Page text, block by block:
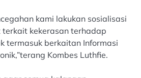
kami lakukan sosialisasi
kekerasan terhadap
termasuk berkaitan Informasi
Kombes Luthfie.